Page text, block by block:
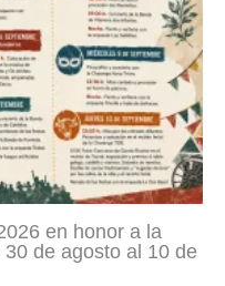
en honor a la
de agosto al 10 de